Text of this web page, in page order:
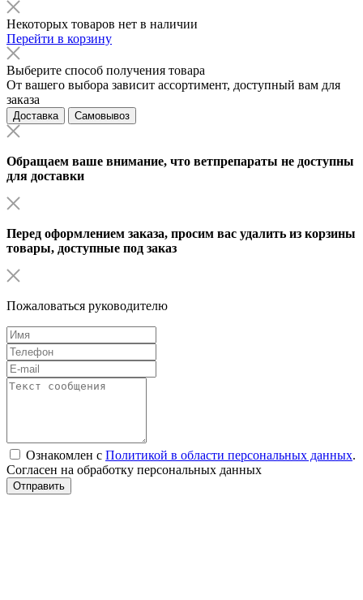
Некоторых товаров нет в наличии
Перейти в корзину
Выберите способ получения товара
От вашего выбора зависит ассортимент, доступный вам для
заказа
Доставка Самовывоз
Обращаем ваше внимание, что ветпрепараты не доступны
для доставки
Перед оформлением заказа, просим вас удалить из корзины
товары, доступные под заказ
Пожаловаться руководителю
Ознакомлен с Политикой в области персональных данных.
Согласен на обработку персональных данных
Отправить